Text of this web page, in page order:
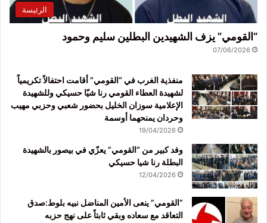
الرئيسة
“القومي” يزف الشهيدين البطلين سليم وحمود
07/06/2026
منفذية الغرب في “القومي” أقامت احتفالاً تكريمياً
لشهيدة العطاء القومي رنا شيّا حسيكي وللشهيدة
الإعلامية سوزان الخليل بحضور شعبي وحزبي مهيب
وحردان يمنحهما أوسمة
19/04/2026
وفد كبير من “القومي” يعزّي في بيصور بالشهيدة
البطلة رنا شيا حسيكي
12/04/2026
“القومي” ينعى الأمين المناضل نبيه بلوط:صدق
التعاقد مع سعاده وبقي ثابتاً على نهج حزبه